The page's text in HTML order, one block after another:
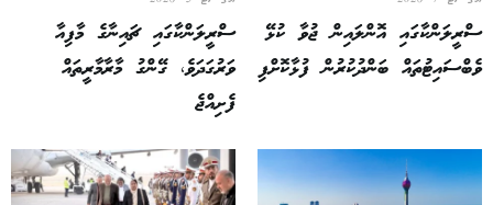
ސްރީލަންކާގައި އޮންލައިން ޖުވާ ކުޅޭ
ވެބްސައިޓުތައް ބަންދުކުރުން ފުޅާކޮށްފި
ސްރީލަންކާގައި ޗައިނާގެ މާފިއާ
ވަރުގަދަވެ، ގޭންގު މާރާމާރީތައް
ފެށިއްޖެ